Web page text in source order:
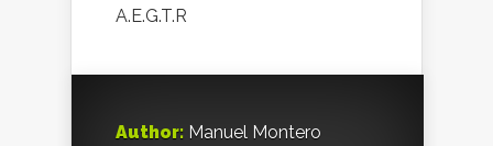
A.E.G.T.R
Author: Manuel Montero